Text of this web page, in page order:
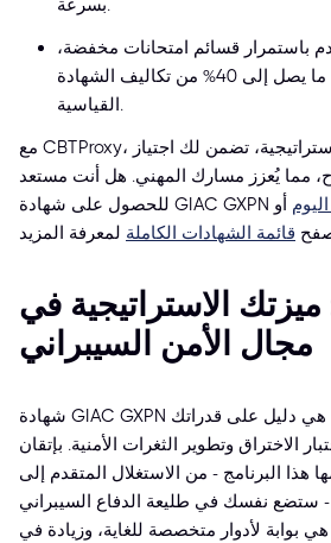
بسرعة.
باستمرار قسائم امتحانات مخفضة،
مما قد يوفر لك ما يصل إلى 40% من تكاليف الشهادة
القياسية.
مع CBTProxy، ستحصل على ميزة استراتيجية، تضمن لك اجتياز
مما يُعزز مسارك المهني. هل أنت مستعد
أو
قائمة الشهادات الكاملة
ميزتك الاستراتيجية في
مجال الأمن السيبراني
شهادة GIAC GXPN ليست مجرد شهادة، بل هي دليل على قدراتك
الاختراق وتطوير الثغرات الأمنية. بإتقان
هذا البرنامج - من الاستغلال المتقدم إلى
- ستضع نفسك في طليعة الدفاع السيبراني
هي بوابة لأدوار متخصصة للغاية، وزيادة في